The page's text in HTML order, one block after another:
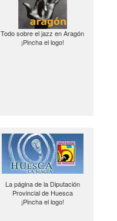
Todo sobre el jazz en Aragón
¡Pincha el logo!
La página de la Diputación
Provincial de Huesca
¡Pincha el logo!